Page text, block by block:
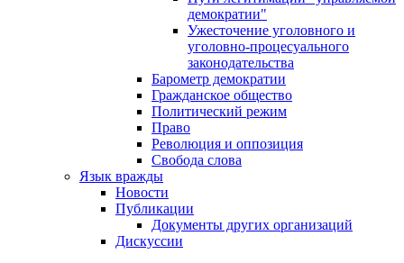
демократии"
Ужесточение уголовного и
уголовно-процесуального
законодательства
Барометр демократии
Гражданское общество
Политический режим
Право
Революция и оппозиция
Свобода слова
Язык вражды
Новости
Публикации
Документы других организаций
Дискуссии